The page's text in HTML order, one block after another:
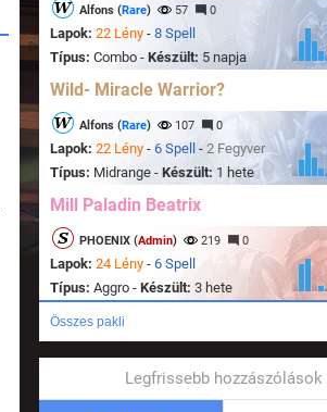
Alfons (Rare) 57 0
Lapok: 22 Lény - 8 Spell
Típus: Combo - Készült: 5 napja
Wild- Miracle Warrior?
Alfons (Rare) 107 0
Lapok: 22 Lény - 6 Spell - 2 Fegyver
Típus: Midrange - Készült: 1 hete
Mill Paladin Beatrix
PHOENIX (Admin) 219 0
Lapok: 24 Lény - 6 Spell
Típus: Aggro - Készült: 3 hete
Összes pakli
Legfrissebb hozzászólások